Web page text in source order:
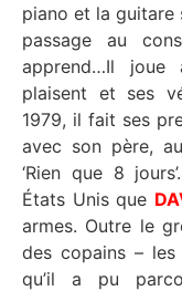
piano et la guitare
passage au
apprend…Il joue
plaisent et ses
1979, il fait ses
avec son père,
‘Rien que 8 jours’. Ses parents divorcés, c’est aux
États Unis que
armes. Outre le
des copains –
qu’il a pu